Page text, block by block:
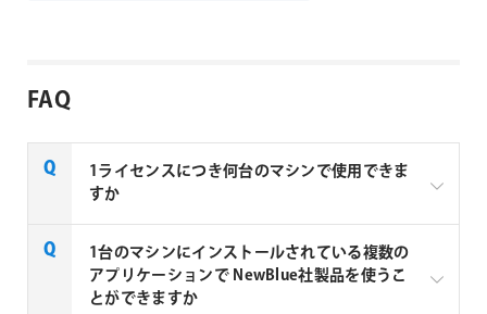
FAQ
1ライセンスにつき何台のマシンで使用できま
すか
NewBlue社製品は、1ライセンス（1つのシリアル
No.）につき、1台のコンピューターで使用頂けます。
複数のマシンでご利用いただく場合は、使用するマシ
1台のマシンにインストールされている複数の
アプリケーションで NewBlue社製品を使うこ
とができますか